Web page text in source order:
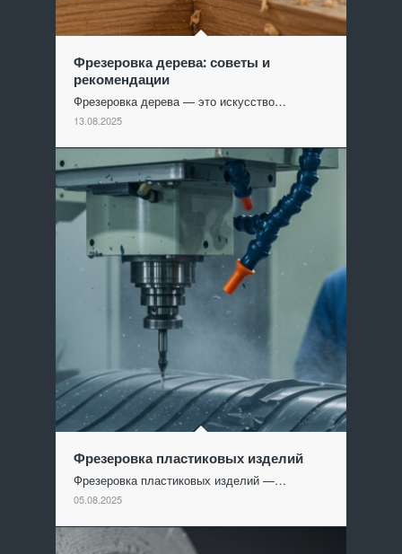
Фрезеровка дерева: советы и
рекомендации
Фрезеровка дерева — это искусство…
13.08.2025
Фрезеровка пластиковых изделий
Фрезеровка пластиковых изделий —…
05.08.2025